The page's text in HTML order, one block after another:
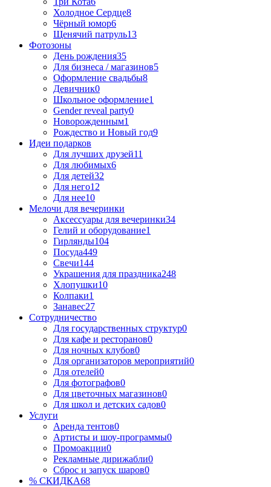
Холодное Сердце8
Чёрный юмор6
Щенячий патруль13
Фотозоны
День рождения35
Для бизнеса / магазинов5
Оформление свадьбы8
Девичник0
Школьное оформление1
Gender reveal party0
Новорожденным1
Рождество и Новый год9
Идеи подарков
Для лучших друзей11
Для любимых6
Для детей32
Для него12
Для нее10
Мелочи для вечеринки
Аксессуары для вечеринки34
Гелий и оборудование1
Гирлянды104
Посуда449
Свечи144
Украшения для праздника248
Хлопушки10
Колпаки1
Занавес27
Сотрудничество
Для государственных структур0
Для кафе и ресторанов0
Для ночных клубов0
Для организаторов мероприятий0
Для отелей0
Для фотографов0
Для цветочных магазинов0
Для школ и детских садов0
Услуги
Аренда тентов0
Артисты и шоу-программы0
Промоакции0
Рекламные дирижабли0
Сброс и запуск шаров0
% СКИДКА68